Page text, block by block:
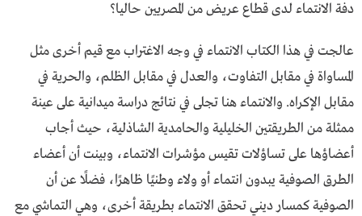
دفة الانتماء لدى قطاع عريض من المصريين حاليا؟
عالجت في هذا الكتاب الانتماء في وجه الاغتراب مع قيم أخرى مثل
المساواة في مقابل التفاوت، والعدل في مقابل الظلم، والحرية في
مقابل الإكراه. والانتماء هنا تجلى في نتائج دراسة ميدانية على عينة
ممثلة من الطريقتين الخليلية والحامدية الشاذلية، حيث أجاب
أعضاؤها على تساؤلات تقيس مؤشرات الانتماء، وبينت أن أعضاء
الطرق الصوفية يبدون انتماء أو ولاء وطنيًا ظاهرًا، فضلًا عن أن
الصوفية كمسار ديني تحقق الانتماء بطريقة أخرى، وهي التماشي مع